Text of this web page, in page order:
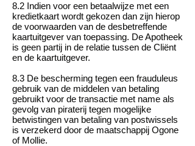
8.2 Indien voor een betaalwijze met een
kredietkaart wordt gekozen dan zijn hierop
de voorwaarden van de desbetreffende
kaartuitgever van toepassing. De Apotheek
is geen partij in de relatie tussen de Cliënt
en de kaartuitgever.
8.3 De bescherming tegen een frauduleus
gebruik van de middelen van betaling
gebruikt voor de transactie met name als
gevolg van piraterij tegen mogelijke
betwistingen van betaling van postwissels
is verzekerd door de maatschappij Ogone
of Mollie.